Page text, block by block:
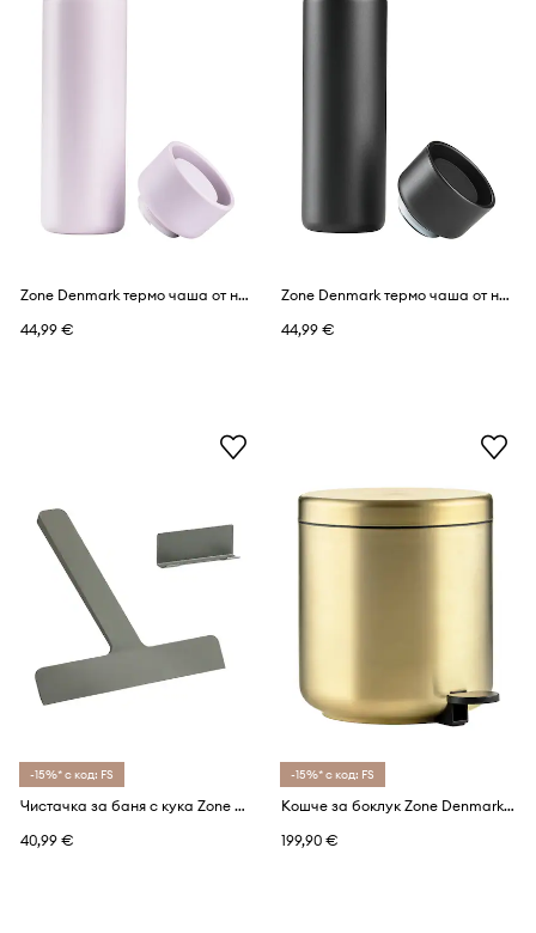
Zone Denmark термо чаша от неръждаема стомана 650 ml
44,99 €
Zone Denmark термо чаша от неръждаема стомана 650 ml
44,99 €
-15%* с код: FS
Чистачка за баня с кука Zone Denmark Ume 24 x 22 cm
40,99 €
-15%* с код: FS
Кошче за боклук Zone Denmark Ume 4 L
199,90 €